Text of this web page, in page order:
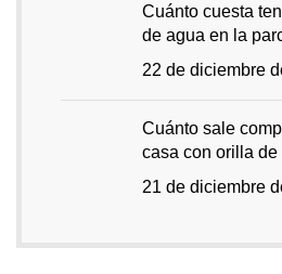
Cuánto cuesta
de agua en la
22 de diciembre
Cuánto sale
casa con orilla de
21 de diciembre